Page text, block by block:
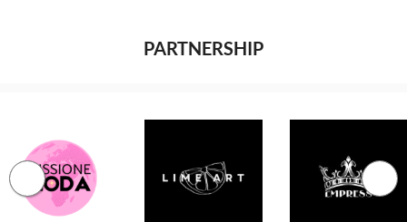
PARTNERSHIP